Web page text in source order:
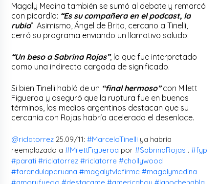
Magaly Medina también se sumó al debate y remarcó
con picardía: “Es su compañera en el podcast, la
rubia”. Asimismo, Ángel de Brito, cercano a Tinelli,
cerró su programa enviando un llamativo saludo:
“Un beso a Sabrina Rojas”, lo que fue interpretado
como una indirecta cargada de significado.
Si bien Tinelli habló de un “final hermoso”con Milett
Figueroa y aseguró que la ruptura fue en buenos
términos, los medios argentinos destacan que su
cercanía con Rojas habría acelerado el desenlace.
@riclatorrez 25.09/11:#MarceloTinelli ya habría
reemplazado a#MilettFigueroa por#SabrinaRojas .#fyp
#parati #riclatorrez #riclatorre #chollywood
#farandulaperuana #magalytvlafirme #magalymedina